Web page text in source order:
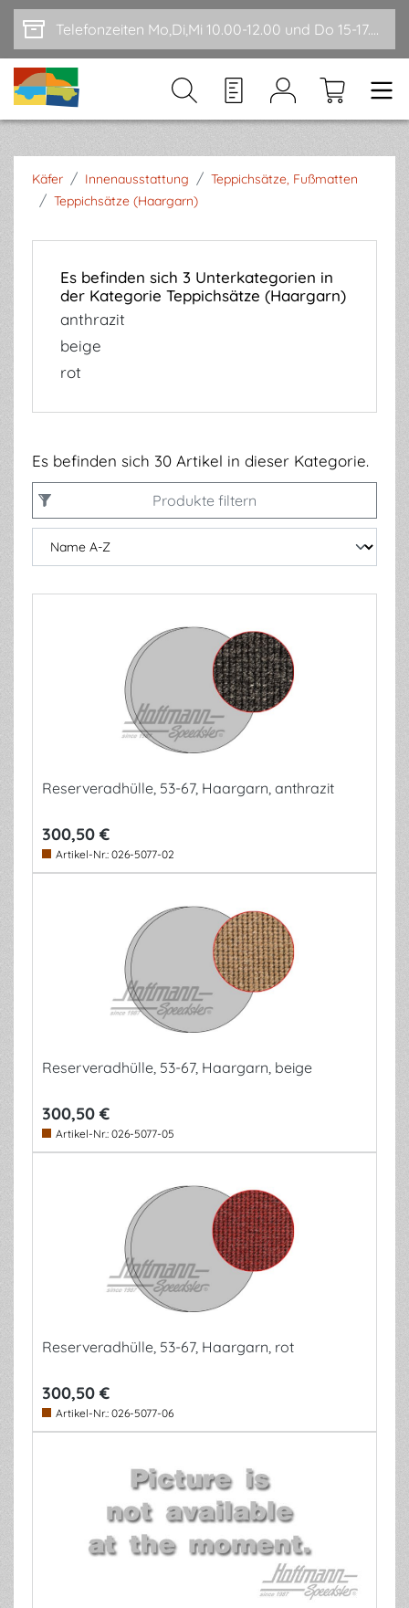
Zum Hauptinhalt springen Telefonzeiten Mo,Di,Mi 10.00-12.00 und Do 15-17.00
Käfer / Innenausstattung / Teppichsätze, Fußmatten
/ Teppichsätze (Haargarn)
Es befinden sich 3 Unterkategorien in
der Kategorie Teppichsätze (Haargarn)
anthrazit
beige
rot
Es befinden sich 30 Artikel in dieser Kategorie.
Produkte filtern
Reserveradhülle, 53-67, Haargarn, anthrazit
300,50 €
Artikel-Nr.: 026-5077-02
Reserveradhülle, 53-67, Haargarn, beige
300,50 €
Artikel-Nr.: 026-5077-05
Reserveradhülle, 53-67, Haargarn, rot
300,50 €
Artikel-Nr.: 026-5077-06